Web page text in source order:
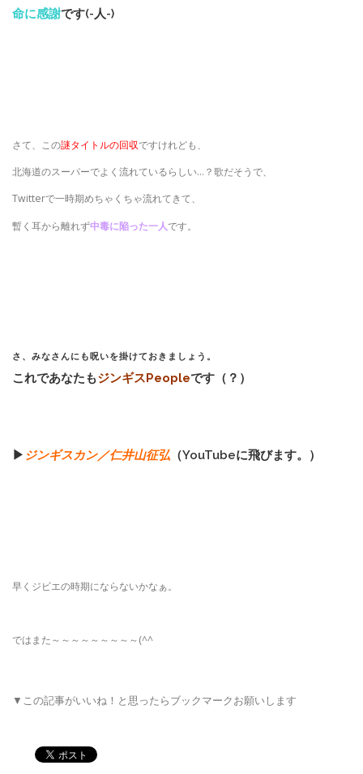
命に感謝です(-人-)
さて、この謎タイトルの回収ですけれども、
北海道のスーパーでよく流れているらしい…？歌だそうで、
Twitterで一時期めちゃくちゃ流れてきて、
暫く耳から離れず中毒に陥った一人です。
さ、みなさんにも呪いを掛けておきましょう。
これであなたもジンギスPeopleです（？）
▶ ジンギスカン／仁井山征弘 （YouTubeに飛びます。）
早くジビエの時期にならないかなぁ。
ではまた～～～～～～～～～(^^ゞ
▼この記事がいいね！と思ったらブックマークお願いします